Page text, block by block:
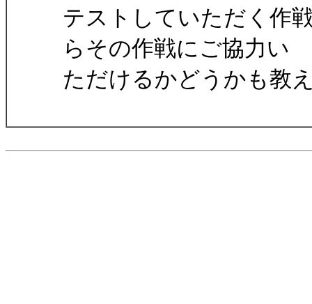
テストしていただく作
らその作戦にご協力い
ただけるかどうかも教